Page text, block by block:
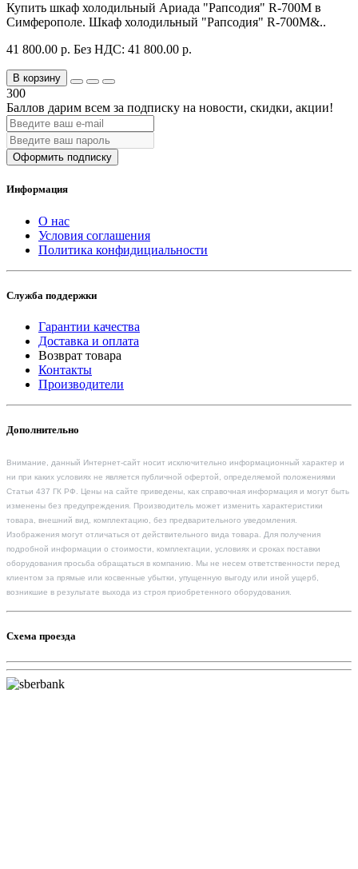
Купить шкаф холодильный Ариада "Рапсодия" R-700M в
Симферополе. Шкаф холодильный "Рапсодия" R-700M&..
41 800.00 р. Без НДС: 41 800.00 р.
В корзину
300
Баллов дарим всем за подписку на новости, скидки, акции!
Оформить подписку
Информация
О нас
Условия соглашения
Политика конфидициальности
Служба поддержки
Гарантии качества
Доставка и оплата
Возврат товара
Контакты
Производители
Дополнительно
Внимание, данный Интернет-сайт носит исключительно информационный характер и
ни при каких условиях не является публичной офертой, определяемой положениями
Статьи 437 ГК РФ. Цены на сайте приведены, как справочная информация и могут быть
изменены без предупреждения. Производитель может изменить характеристики
товара, внешний вид, комплектацию, без предварительного уведомления.
Изображения могут отличаться от действительного вида товара. Для получения
подробной информации о стоимости, комплектации, условиях и сроках поставки
оборудования просьба обращаться в компанию. Мы не несем ответственности перед
клиентом за прямые или косвенные убытки, упущенную выгоду или иной ущерб,
возникшие в результате выхода из строя приобретенного оборудования.
Схема проезда